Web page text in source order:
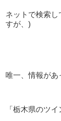
ネットで検索
すが、)
唯一、情報があ
「栃木県のツ